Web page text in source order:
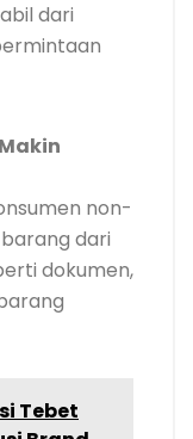
dari
non-
dari
dokumen,
Tebet